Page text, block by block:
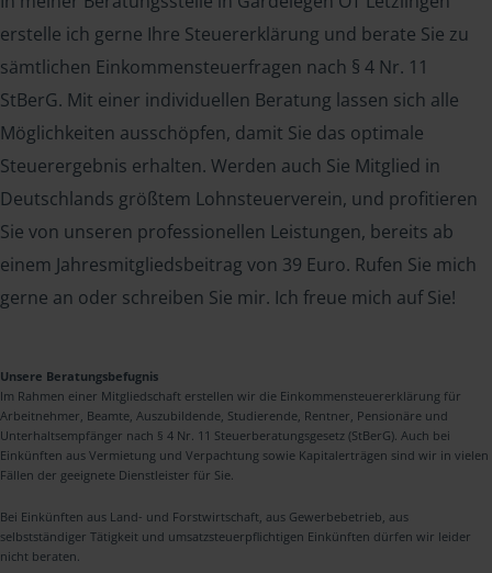
erstelle ich gerne Ihre Steuererklärung und berate Sie zu
sämtlichen Einkommensteuerfragen nach § 4 Nr. 11
StBerG. Mit einer individuellen Beratung lassen sich alle
Möglichkeiten ausschöpfen, damit Sie das optimale
Steuerergebnis erhalten. Werden auch Sie Mitglied in
Deutschlands größtem Lohnsteuerverein, und profitieren
Sie von unseren professionellen Leistungen, bereits ab
einem Jahresmitgliedsbeitrag von 39 Euro. Rufen Sie mich
gerne an oder schreiben Sie mir. Ich freue mich auf Sie!
Unsere Beratungsbefugnis
Im Rahmen einer Mitgliedschaft erstellen wir die Einkommensteuererklärung für
Arbeitnehmer, Beamte, Auszubildende, Studierende, Rentner, Pensionäre und
Unterhaltsempfänger nach § 4 Nr. 11 Steuerberatungsgesetz (StBerG). Auch bei
Einkünften aus Vermietung und Verpachtung sowie Kapitalerträgen sind wir in vielen
Fällen der geeignete Dienstleister für Sie.
Bei Einkünften aus Land- und Forstwirtschaft, aus Gewerbebetrieb, aus
selbstständiger Tätigkeit und umsatzsteuerpflichtigen Einkünften dürfen wir leider
nicht beraten.